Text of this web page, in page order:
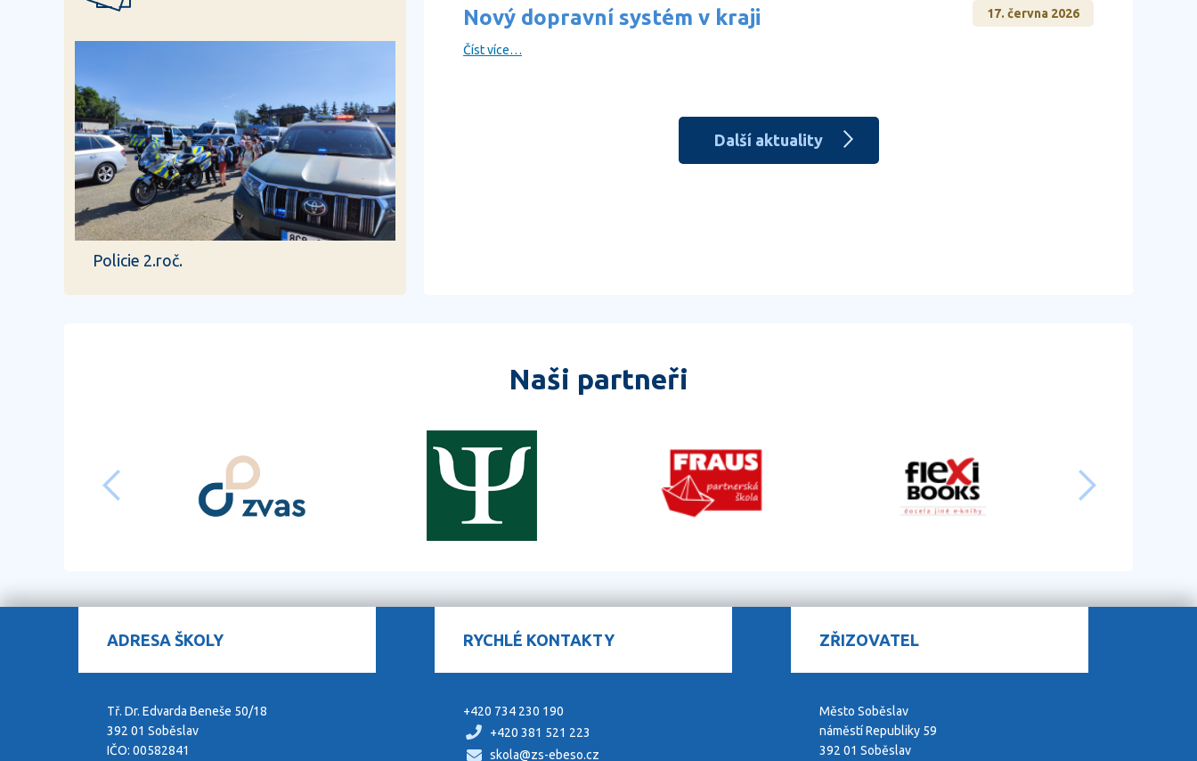
Nový dopravní systém v kraji 17. června 2026
Číst více…
Další aktuality
Policie 2.roč.
Naši partneři
ADRESA ŠKOLY
Tř. Dr. Edvarda Beneše 50/18
392 01 Soběslav
IČO: 00582841
RYCHLÉ KONTAKTY
+420 734 230 190
+420 381 521 223
skola@zs-ebeso.cz
ZŘIZOVATEL
Město Soběslav
náměstí Republiky 59
392 01 Soběslav